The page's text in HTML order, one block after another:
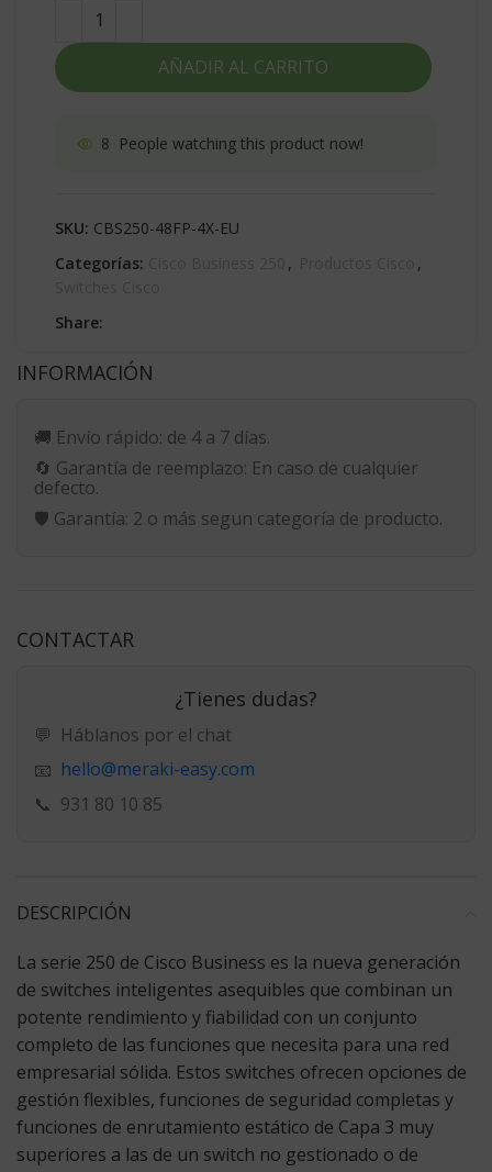
AÑADIR AL CARRITO
8 People watching this product now!
SKU: CBS250-48FP-4X-EU
Categorías:
,
,
Share:
INFORMACIÓN
🚚 Envío rápido: de 4 a 7 días.
🔄 Garantía de reemplazo: En caso de cualquier
defecto.
🛡️ Garantía: 2 o más segun categoría de producto.
CONTACTAR
¿Tienes dudas?
💬 Háblanos por el chat
📧 hello@meraki-easy.com
📞 931 80 10 85
DESCRIPCIÓN
La serie 250 de Cisco Business es la nueva generación
de switches inteligentes asequibles que combinan un
potente rendimiento y fiabilidad con un conjunto
completo de las funciones que necesita para una red
empresarial sólida. Estos switches ofrecen opciones de
gestión flexibles, funciones de seguridad completas y
funciones de enrutamiento estático de Capa 3 muy
superiores a las de un switch no gestionado o de